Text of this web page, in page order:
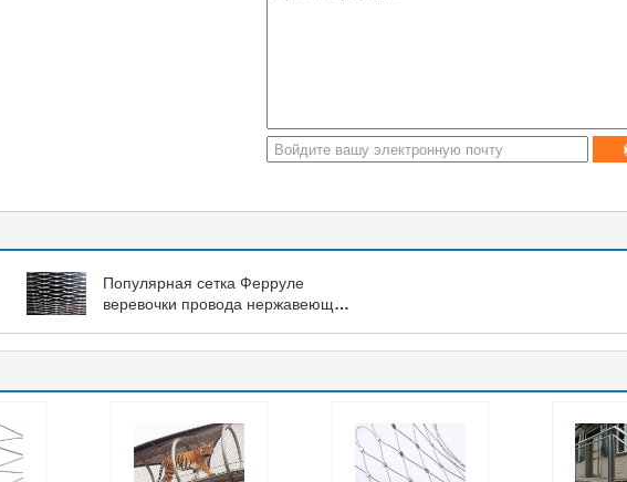
Популярная сетка Ферруле
веревочки провода нержавеющей